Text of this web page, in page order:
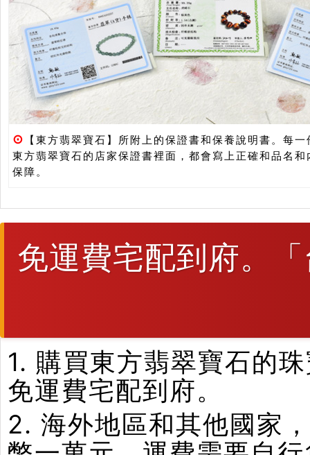
⊙
【東方翡翠寶石】所附上的保證書和保養說明書。每
東方翡翠寶石的店家保證書裡面，都會寫上正確和品名
保障。
免運費宅配到府。
1. 購買東方翡翠寶石的
免運費宅配到府。
2. 海外地區和其他國家